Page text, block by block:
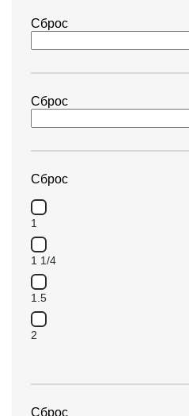
Сброс
Сброс
Сброс
1
1 1/4
1.5
2
Сброс